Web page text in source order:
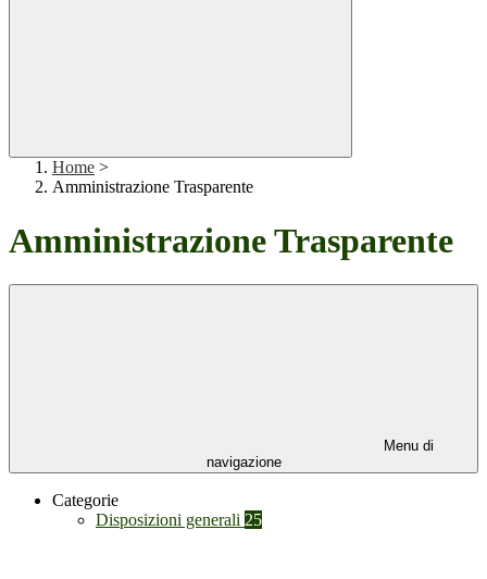
Home >
Amministrazione Trasparente
Amministrazione Trasparente
Menu di
navigazione
Categorie
Disposizioni generali 25